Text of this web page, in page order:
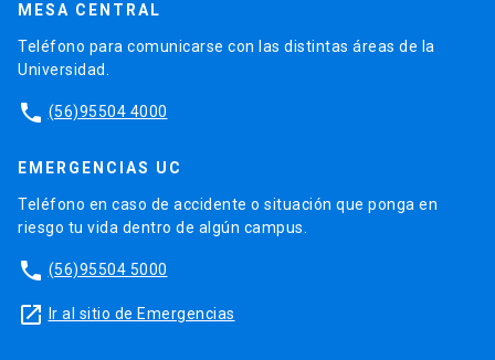
MESA CENTRAL
Teléfono para comunicarse con las distintas áreas de la
Universidad.
phone (56)95504 4000
EMERGENCIAS UC
Teléfono en caso de accidente o situación que ponga en
riesgo tu vida dentro de algún campus.
phone (56)95504 5000
launch Ir al sitio de Emergencias